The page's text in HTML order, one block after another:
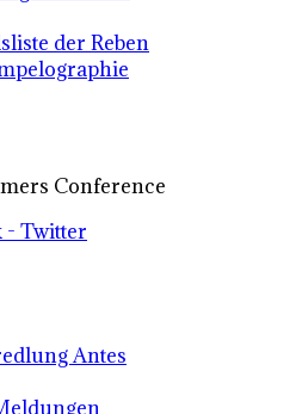
der Reben
Conference
- Twitter
Antes